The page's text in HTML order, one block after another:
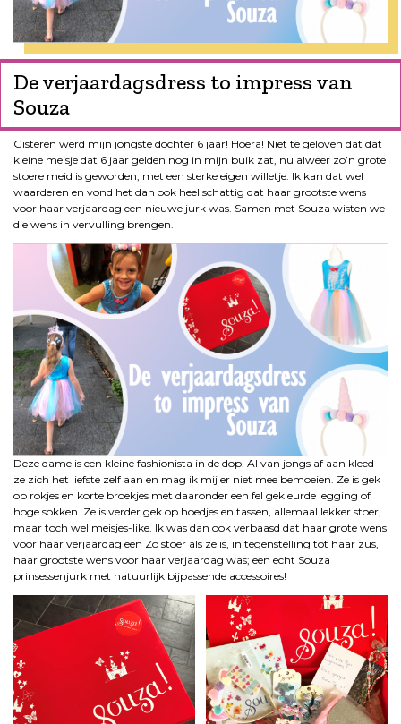
De verjaardagsdress to impress van
Souza
Gisteren werd mijn jongste dochter 6 jaar! Hoera! Niet te geloven dat dat
kleine meisje dat 6 jaar gelden nog in mijn buik zat, nu alweer zo’n grote
stoere meid is geworden, met een sterke eigen willetje. Ik kan dat wel
waarderen en vond het dan ook heel schattig dat haar grootste wens
voor haar verjaardag een nieuwe jurk was. Samen met Souza wisten we
die wens in vervulling brengen.
Deze dame is een kleine fashionista in de dop. Al van jongs af aan kleed
ze zich het liefste zelf aan en mag ik mij er niet mee bemoeien. Ze is gek
op rokjes en korte broekjes met daaronder een fel gekleurde legging of
hoge sokken. Ze is verder gek op hoedjes en tassen, allemaal lekker stoer,
maar toch wel meisjes-like. Ik was dan ook verbaasd dat haar grote wens
voor haar verjaardag een Zo stoer als ze is, in tegenstelling tot haar zus,
haar grootste wens voor haar verjaardag was; een echt Souza
prinsessenjurk met natuurlijk bijpassende accessoires!